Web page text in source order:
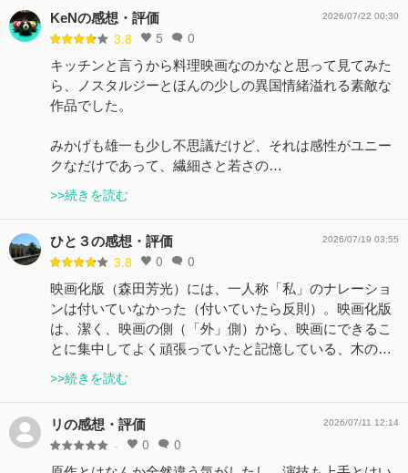
KeNの感想・評価
3.8 5 0
2026/07/22 00:30
キッチンと言うから料理映画なのかなと思って見てみた
ら、ノスタルジーとほんの少しの異国情緒溢れる素敵な
作品でした。
みかげも雄一も少し不思議だけど、それは感性がユニー
クなだけであって、繊細さと若さの…
>>続きを読む
ひと３の感想・評価
3.8 0 0
2026/07/19 03:55
映画化版（森田芳光）には、一人称「私」のナレーショ
ンは付いていなかった（付いていたら反則）。映画化版
は、潔く、映画の側（「外」側）から、映画にできるこ
とに集中してよく頑張っていたと記憶している、木の…
>>続きを読む
リの感想・評価
- 0 0
2026/07/11 12:14